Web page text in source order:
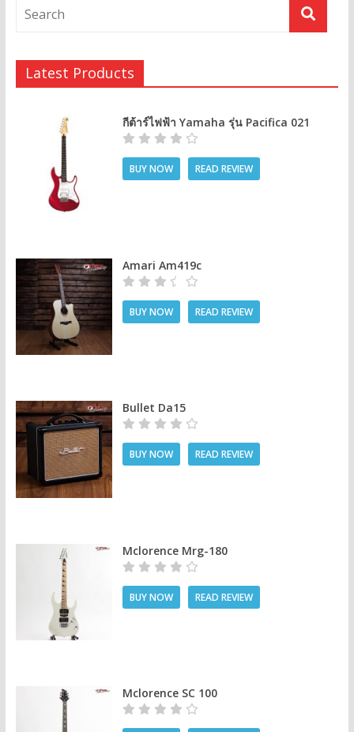
Latest Products
กีต้าร์ไฟฟ้า Yamaha รุ่น Pacifica 021
BUY NOW READ REVIEW
Amari Am419c
BUY NOW READ REVIEW
Bullet Da15
BUY NOW READ REVIEW
Mclorence Mrg-180
BUY NOW READ REVIEW
Mclorence SC 100